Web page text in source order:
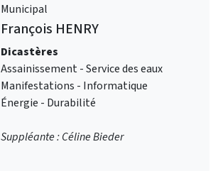
Municipal
François HENRY
Dicastères
Assainissement - Service des eaux
Manifestations - Informatique
Énergie - Durabilité
Suppléante : Céline Bieder